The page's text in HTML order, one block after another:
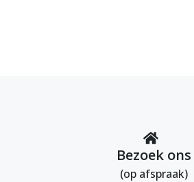
Bezoek ons
(op afspraak)